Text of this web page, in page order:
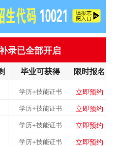
录已全部开启
毕业可获得 限时报名
学历+技能证书
学历+技能证书 立即预约
学历+技能证书 立即预约
学历+技能证书
学历+技能证书 立即预约
学历+技能证书 立即预约
学历+技能证书 立即预约
学历+技能证书 立即预约
学历+技能证书 立即预约